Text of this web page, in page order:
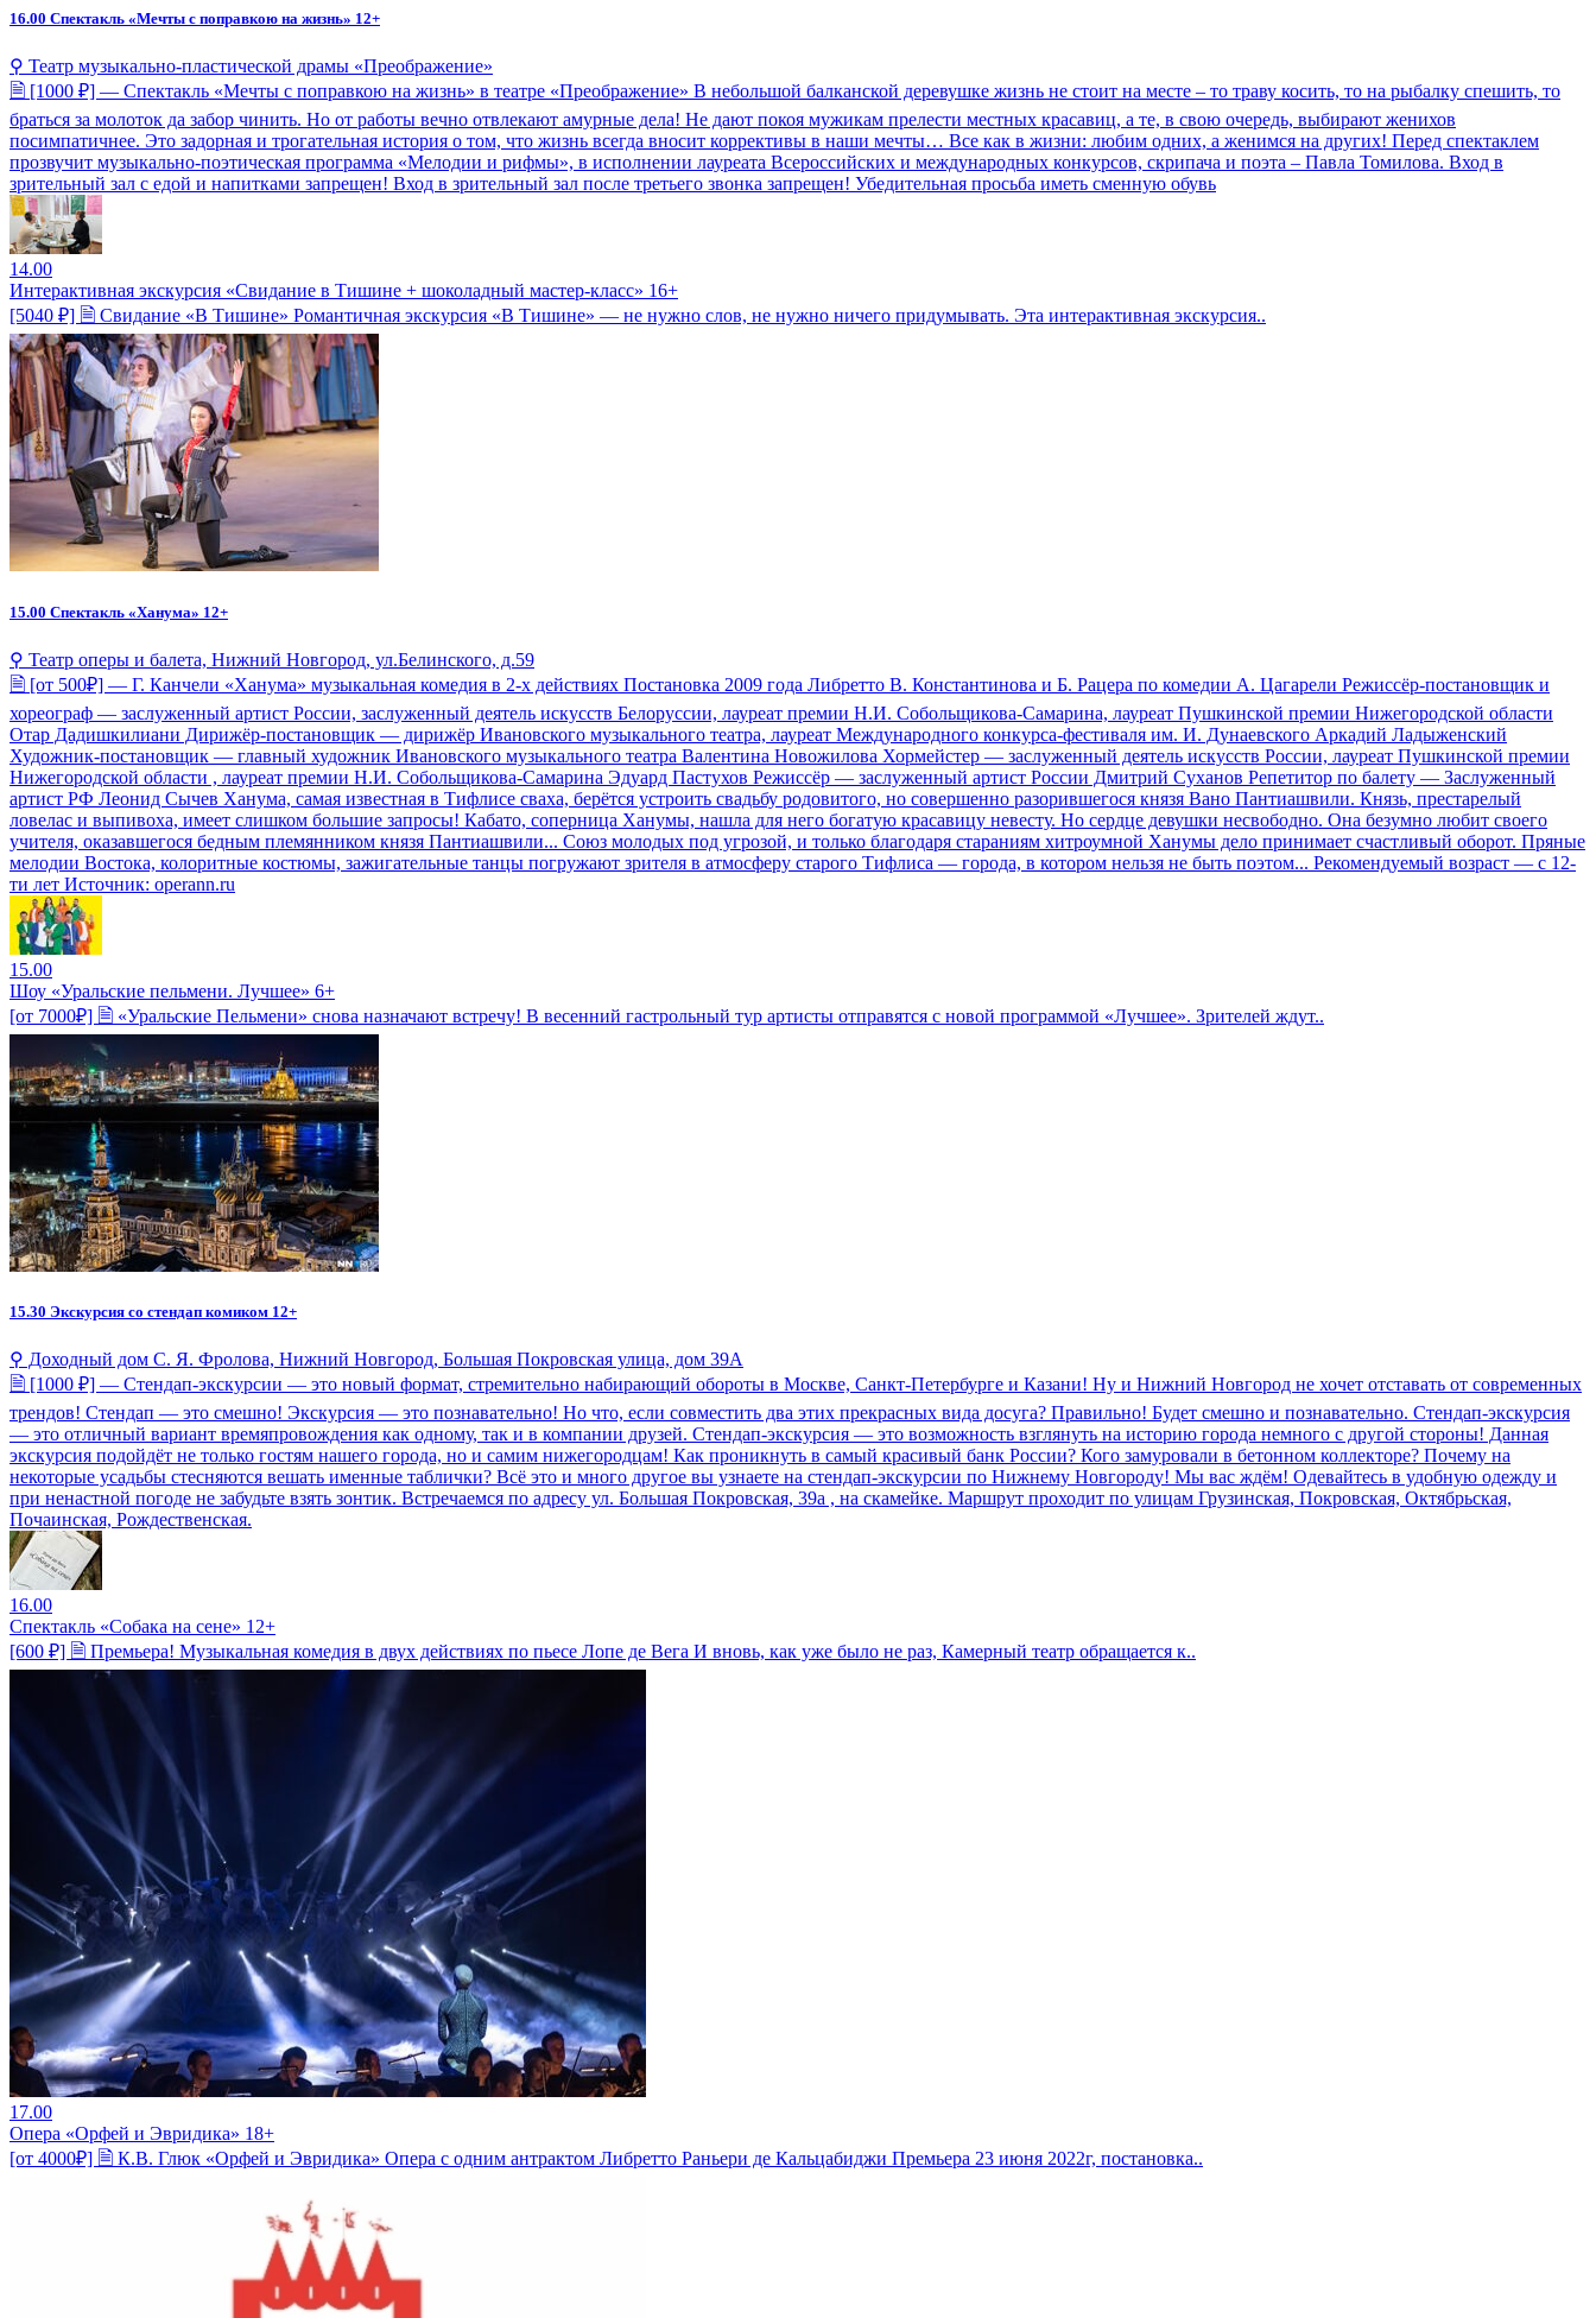
16.00 Спектакль «Мечты с поправкою на жизнь» 12+
⚲ Театр музыкально-пластической драмы «Преображение»
🗎 [1000 ₽] — Спектакль «Мечты с поправкою на жизнь» в театре «Преображение» В небольшой балканской деревушке жизнь не стоит на месте – то траву косить, то на рыбалку спешить, то
браться за молоток да забор чинить. Но от работы вечно отвлекают амурные дела! Не дают покоя мужикам прелести местных красавиц, а те, в свою очередь, выбирают женихов
посимпатичнее. Это задорная и трогательная история о том, что жизнь всегда вносит коррективы в наши мечты… Все как в жизни: любим одних, а женимся на других! Перед спектаклем
прозвучит музыкально-поэтическая программа «Мелодии и рифмы», в исполнении лауреата Всероссийских и международных конкурсов, скрипача и поэта – Павла Томилова. Вход в
зрительный зал с едой и напитками запрещен! Вход в зрительный зал после третьего звонка запрещен! Убедительная просьба иметь сменную обувь
14.00
Интерактивная экскурсия «Свидание в Тишине + шоколадный мастер-класс» 16+
[5040 ₽] 🗎 Свидание «В Тишине» Романтичная экскурсия «В Тишине» — не нужно слов, не нужно ничего придумывать. Эта интерактивная экскурсия..
15.00 Спектакль «Ханума» 12+
⚲ Театр оперы и балета, Нижний Новгород, ул.Белинского, д.59
🗎 [от 500₽] — Г. Канчели «Ханума» музыкальная комедия в 2-х действиях Постановка 2009 года Либретто В. Константинова и Б. Рацера по комедии А. Цагарели Режиссёр-постановщик и
хореограф — заслуженный артист России, заслуженный деятель искусств Белоруссии, лауреат премии Н.И. Собольщикова-Самарина, лауреат Пушкинской премии Нижегородской области
Отар Дадишкилиани Дирижёр-постановщик — дирижёр Ивановского музыкального театра, лауреат Международного конкурса-фестиваля им. И. Дунаевского Аркадий Ладыженский
Художник-постановщик — главный художник Ивановского музыкального театра Валентина Новожилова Хормейстер — заслуженный деятель искусств России, лауреат Пушкинской премии
Нижегородской области , лауреат премии Н.И. Собольщикова-Самарина Эдуард Пастухов Режиссёр — заслуженный артист России Дмитрий Суханов Репетитор по балету — Заслуженный
артист РФ Леонид Сычев Ханума, самая известная в Тифлисе сваха, берётся устроить свадьбу родовитого, но совершенно разорившегося князя Вано Пантиашвили. Князь, престарелый
ловелас и выпивоха, имеет слишком большие запросы! Кабато, соперница Ханумы, нашла для него богатую красавицу невесту. Но сердце девушки несвободно. Она безумно любит своего
учителя, оказавшегося бедным племянником князя Пантиашвили... Союз молодых под угрозой, и только благодаря стараниям хитроумной Ханумы дело принимает счастливый оборот. Пряные
мелодии Востока, колоритные костюмы, зажигательные танцы погружают зрителя в атмосферу старого Тифлиса — города, в котором нельзя не быть поэтом... Рекомендуемый возраст — с 12-
ти лет Источник: operann.ru
15.00
Шоу «Уральские пельмени. Лучшее» 6+
[от 7000₽] 🗎 «Уральские Пельмени» снова назначают встречу! В весенний гастрольный тур артисты отправятся с новой программой «Лучшее». Зрителей ждут..
15.30 Экскурсия со стендап комиком 12+
⚲ Доходный дом С. Я. Фролова, Нижний Новгород, Большая Покровская улица, дом 39А
🗎 [1000 ₽] — Стендап-экскурсии — это новый формат, стремительно набирающий обороты в Москве, Санкт-Петербурге и Казани! Ну и Нижний Новгород не хочет отставать от современных
трендов! Стендап — это смешно! Экскурсия — это познавательно! Но что, если совместить два этих прекрасных вида досуга? Правильно! Будет смешно и познавательно. Стендап-экскурсия
— это отличный вариант времяпровождения как одному, так и в компании друзей. Стендап-экскурсия — это возможность взглянуть на историю города немного с другой стороны! Данная
экскурсия подойдёт не только гостям нашего города, но и самим нижегородцам! Как проникнуть в самый красивый банк России? Кого замуровали в бетонном коллекторе? Почему на
некоторые усадьбы стесняются вешать именные таблички? Всё это и много другое вы узнаете на стендап-экскурсии по Нижнему Новгороду! Мы вас ждём! Одевайтесь в удобную одежду и
при ненастной погоде не забудьте взять зонтик. Встречаемся по адресу ул. Большая Покровская, 39а , на скамейке. Маршрут проходит по улицам Грузинская, Покровская, Октябрьская,
Почаинская, Рождественская.
16.00
Спектакль «Собака на сене» 12+
[600 ₽] 🗎 Премьера! Музыкальная комедия в двух действиях по пьесе Лопе де Вега И вновь, как уже было не раз, Камерный театр обращается к..
17.00
Опера «Орфей и Эвридика» 18+
[от 4000₽] 🗎 К.В. Глюк «Орфей и Эвридика» Опера с одним антрактом Либретто Раньери де Кальцабиджи Премьера 23 июня 2022г, постановка..